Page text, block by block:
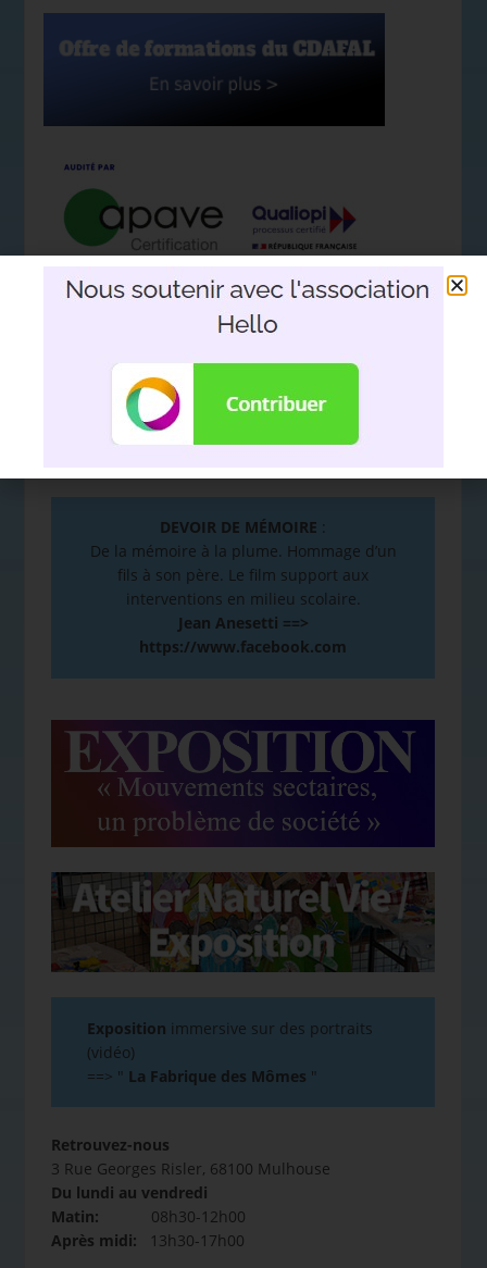
Nous soutenir avec l'association
DEVOIR DE MÉMOIRE :
De la mémoire à la plume. Hommage d’un
fils à son père. Le film support aux
interventions en milieu scolaire.
Jean Anesetti ==>
https://www.facebook.com
Exposition immersive sur des portraits
(vidéo)
==> " La Fabrique des Mômes "
Retrouvez-nous
3 Rue Georges Risler, 68100 Mulhouse
Du lundi au vendredi
Matin: 08h30-12h00
Après midi: 13h30-17h00